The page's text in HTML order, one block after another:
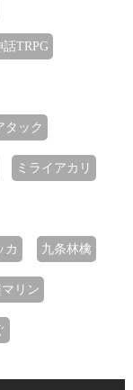
TRPG
タック
ミライアカリ
カ 九条林檎
リン